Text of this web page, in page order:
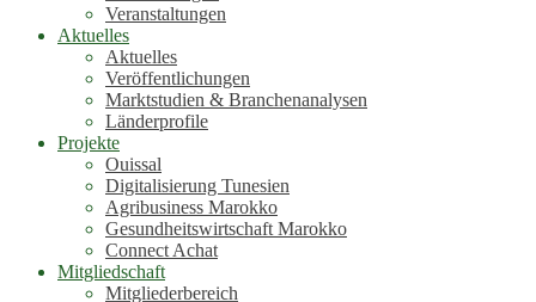
Veranstaltungen
Aktuelles
Aktuelles
Veröffentlichungen
Marktstudien & Branchenanalysen
Länderprofile
Projekte
Ouissal
Digitalisierung Tunesien
Agribusiness Marokko
Gesundheitswirtschaft Marokko
Connect Achat
Mitgliedschaft
Mitgliederbereich